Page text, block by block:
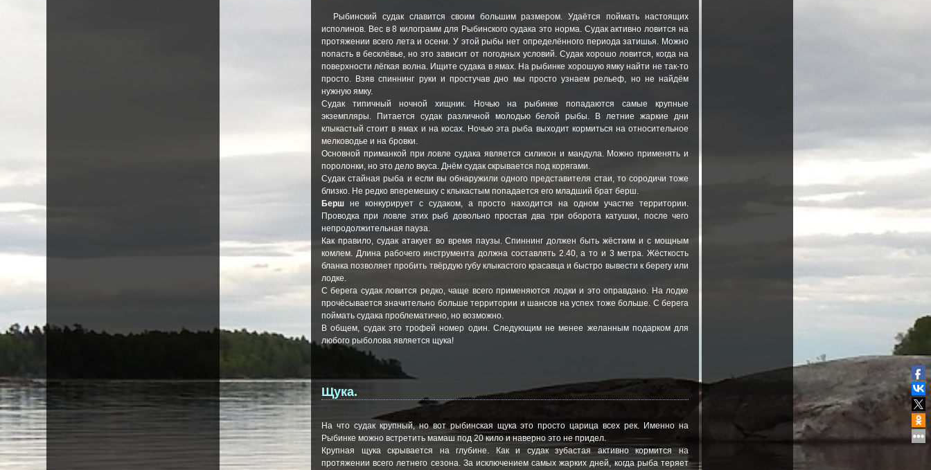
Рыбинский судак славится своим большим размером. Удаётся поймать настоящих
исполинов. Вес в 8 килограмм для Рыбинского судака это норма. Судак активно ловится на
протяжении всего лета и осени. У этой рыбы нет определённого периода затишья. Можно
попасть в бесклёвье, но это зависит от погодных условий. Судак хорошо ловится, когда на
поверхности лёгкая волна. Ищите судака в ямах. На рыбинке хорошую ямку найти не так-то
просто. Взяв спиннинг руки и простучав дно мы просто узнаем рельеф, но не найдём
нужную ямку.
Судак типичный ночной хищник. Ночью на рыбинке попадаются самые крупные
экземпляры. Питается судак различной молодью белой рыбы. В летние жаркие дни
клыкастый стоит в ямах и на косах. Ночью эта рыба выходит кормиться на относительное
мелководье и на бровки.
Основной приманкой при ловле судака является силикон и мандула. Можно применять и
поролонки, но это дело вкуса. Днём судак скрывается под корягами.
Судак стайная рыба и если вы обнаружили одного представителя стаи, то сородичи тоже
близко. Не редко вперемешку с клыкастым попадается его младший брат берш.
Берш не конкурирует с судаком, а просто находится на одном участке территории.
Проводка при ловле этих рыб довольно простая два три оборота катушки, после чего
непродолжительная пауза.
Как правило, судак атакует во время паузы. Спиннинг должен быть жёстким и с мощным
комлем. Длина рабочего инструмента должна составлять 2.40, а то и 3 метра. Жёсткость
бланка позволяет пробить твёрдую губу клыкастого красавца и быстро вывести к берегу или
лодке.
С берега судак ловится редко, чаще всего применяются лодки и это оправдано. На лодке
прочёсывается значительно больше территории и шансов на успех тоже больше. С берега
поймать судака проблематично, но возможно.
В общем, судак это трофей номер один. Следующим не менее желанным подарком для
любого рыболова является щука!
Щука.
На что судак крупный, но вот рыбинская щука это просто царица всех рек. Именно на
Рыбинке можно встретить мамаш под 20 кило и наверно это не придел.
Крупная щука скрывается на глубине. Как и судак зубастая активно кормится на
протяжении всего летнего сезона. За исключением самых жарких дней, когда рыба теряет